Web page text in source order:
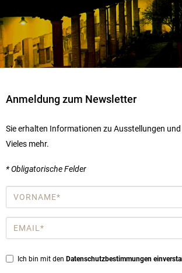
Anmeldung zum Newsletter
Sie erhalten Informationen zu Ausstellungen
Vieles mehr.
* Obligatorische Felder
Vorname
*
Email
*
Privacy
Ich bin mit den Datenschutzbestimmungen